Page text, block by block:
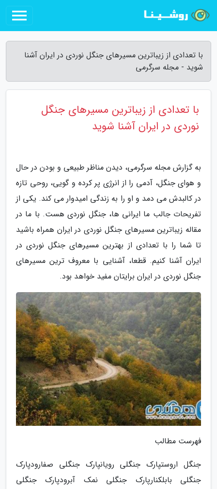
با تعدادی از زیباترین مسیرهای جنگل نوردی در ایران آشنا
شوید - مجله سرگرمی
با تعدادی از زیباترین مسیرهای جنگل
نوردی در ایران آشنا شوید
به گزارش مجله سرگرمی، دیدن مناظر طبیعی و بودن در حال
و هوای جنگل، آدمی را از انرژی پر کرده و گویی، روحی تازه
در کالبدش می دمد و او را به زندگی امیدوار می کند. یکی از
تفریحات جالب ما ایرانی ها، جنگل نوردی هست. با ما در
مقاله زیباترین مسیرهای جنگل نوردی در ایران همراه باشید
تا شما را با تعدادی از بهترین مسیرهای جنگل نوردی در
ایران آشنا کنیم. قطعا، آشنایی با معروف ترین مسیرهای
جنگل نوردی در ایران برایتان مفید خواهد بود.
فهرست مطالب
جنگل اروستپارک جنگلی رویانپارک جنگلی صفارودپارک
جنگلی بابلکنارپارک جنگلی نمک آبرودپارک جنگلی